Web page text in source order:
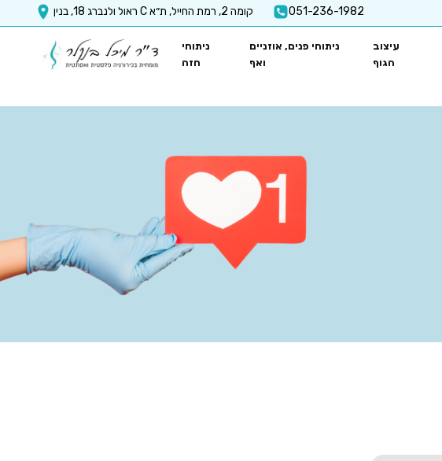
vvvvvvv
x-api-key":"6512a67ea5f63b3ec1a8b9e9 ראול ולנברג 18, בנין C קומה 2, רמת החייל, ת״א 051-236-1982
ניתוחי
חזה
ניתוחי פנים, אוזניים
ואף
עיצוב
הגוף